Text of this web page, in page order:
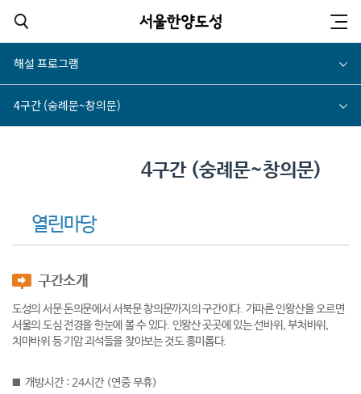
해설 프로그램
4구간 (숭례문~창의문)
열린마당
4구간 (숭례문~창의문)
구간소개
도성의 서문 돈의문에서 서북문 창의문까지의 구간이다. 가파른 인왕산을 오르면
서울의 도심 전경을 한눈에 볼 수 있다. 인왕산 곳곳에 있는 선바위, 부처바위,
치마바위 등 기암 괴석들을 찾아보는 것도 흥미롭다.
개방시간 : 24시간 (연중 무휴)